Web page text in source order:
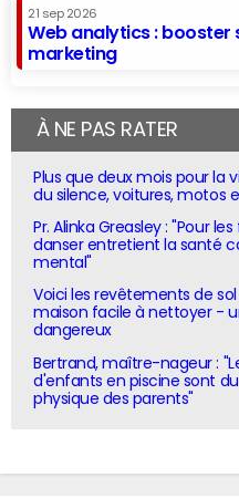
21 sep 2026
Web analytics : booster
marketing
À NE PAS RATER
Plus que deux mois pour la
du silence, voitures, motos
Pr. Alinka Greasley : "Pour
danser entretient la santé
mental"
Voici les revêtements de
maison facile à nettoyer -
dangereux
Bertrand, maître-nageur :
d'enfants en piscine sont
physique des parents"